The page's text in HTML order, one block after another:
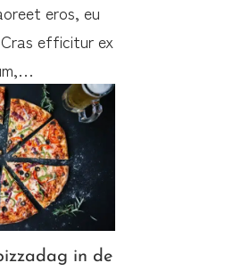
eros, eu
efficitur ex
in de
in de